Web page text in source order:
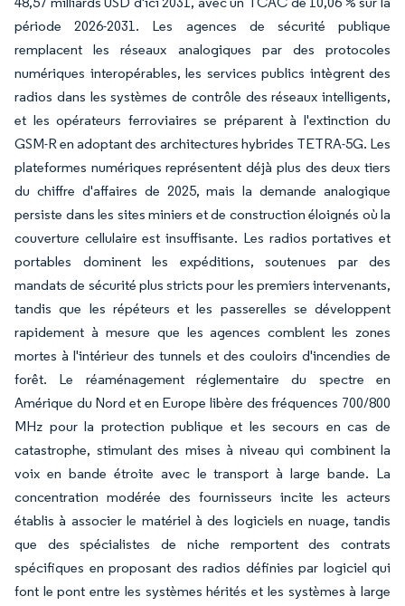
période 2026-2031. Les agences de sécurité publique
remplacent les réseaux analogiques par des protocoles
numériques interopérables, les services publics intègrent des
radios dans les systèmes de contrôle des réseaux intelligents,
et les opérateurs ferroviaires se préparent à l'extinction du
GSM-R en adoptant des architectures hybrides TETRA-5G. Les
plateformes numériques représentent déjà plus des deux tiers
du chiffre d'affaires de 2025, mais la demande analogique
persiste dans les sites miniers et de construction éloignés où la
couverture cellulaire est insuffisante. Les radios portatives et
portables dominent les expéditions, soutenues par des
mandats de sécurité plus stricts pour les premiers intervenants,
tandis que les répéteurs et les passerelles se développent
rapidement à mesure que les agences comblent les zones
mortes à l'intérieur des tunnels et des couloirs d'incendies de
forêt. Le réaménagement réglementaire du spectre en
Amérique du Nord et en Europe libère des fréquences 700/800
MHz pour la protection publique et les secours en cas de
catastrophe, stimulant des mises à niveau qui combinent la
voix en bande étroite avec le transport à large bande. La
concentration modérée des fournisseurs incite les acteurs
établis à associer le matériel à des logiciels en nuage, tandis
que des spécialistes de niche remportent des contrats
spécifiques en proposant des radios définies par logiciel qui
font le pont entre les systèmes hérités et les systèmes à large